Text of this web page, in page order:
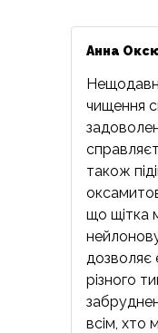
Анна
чищення
також
що щітка
дозволяє
різного
всім, хто